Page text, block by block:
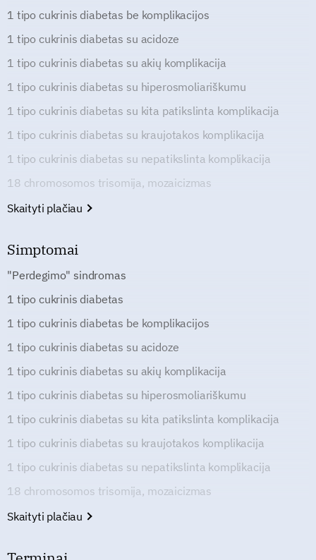
1 tipo cukrinis diabetas be komplikacijos
1 tipo cukrinis diabetas su acidoze
1 tipo cukrinis diabetas su akių komplikacija
1 tipo cukrinis diabetas su hiperosmoliariškumu
1 tipo cukrinis diabetas su kita patikslinta komplikacija
1 tipo cukrinis diabetas su kraujotakos komplikacija
1 tipo cukrinis diabetas su nepatikslinta komplikacija
18 chromosomos trisomija, mozaicizmas
Skaityti plačiau
Simptomai
"Perdegimo" sindromas
1 tipo cukrinis diabetas
1 tipo cukrinis diabetas be komplikacijos
1 tipo cukrinis diabetas su acidoze
1 tipo cukrinis diabetas su akių komplikacija
1 tipo cukrinis diabetas su hiperosmoliariškumu
1 tipo cukrinis diabetas su kita patikslinta komplikacija
1 tipo cukrinis diabetas su kraujotakos komplikacija
1 tipo cukrinis diabetas su nepatikslinta komplikacija
18 chromosomos trisomija, mozaicizmas
Skaityti plačiau